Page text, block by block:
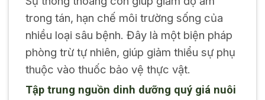
trong tán, hạn chế môi trường sống của
nhiều loại sâu bệnh. Đây là một biện pháp
phòng trừ tự nhiên, giúp giảm thiểu sự phụ
thuộc vào thuốc bảo vệ thực vật.
Tập trung nguồn dinh dưỡng quý giá nuôi